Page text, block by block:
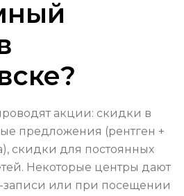
акции: скидки в
предложения (рентген +
скидки для постоянных
Некоторые центры дают
записи или при посещении